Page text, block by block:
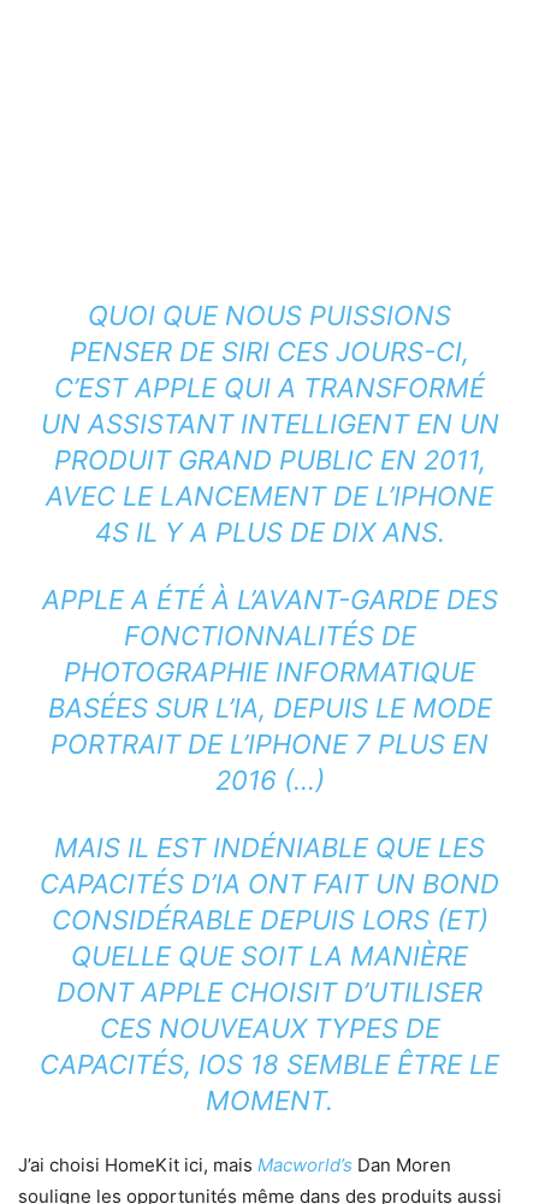
QUOI QUE NOUS PUISSIONS
PENSER DE SIRI CES JOURS-CI,
C’EST APPLE QUI A TRANSFORMÉ
UN ASSISTANT INTELLIGENT EN UN
PRODUIT GRAND PUBLIC EN 2011,
AVEC LE LANCEMENT DE L’IPHONE
4S IL Y A PLUS DE DIX ANS.
APPLE A ÉTÉ À L’AVANT-GARDE DES
FONCTIONNALITÉS DE
PHOTOGRAPHIE INFORMATIQUE
BASÉES SUR L’IA, DEPUIS LE MODE
PORTRAIT DE L’IPHONE 7 PLUS EN
2016 (…)
MAIS IL EST INDÉNIABLE QUE LES
CAPACITÉS D’IA ONT FAIT UN BOND
CONSIDÉRABLE DEPUIS LORS (ET)
QUELLE QUE SOIT LA MANIÈRE
DONT APPLE CHOISIT D’UTILISER
CES NOUVEAUX TYPES DE
CAPACITÉS, IOS 18 SEMBLE ÊTRE LE
MOMENT.
J’ai choisi HomeKit ici, mais Macworld’s Dan Moren
souligne les opportunités même dans des produits aussi